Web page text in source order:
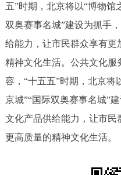
便民服务
中介服务
政民互动
12345网上接诉即办
五”时期，北京将以“博物馆
双奥赛事名城”建设为抓手
给能力，让市民群众享有更
精神文化生活。公共文化服
容，“十五五”时期，北京将
京城”“国际双奥赛事名城”
文化产品供给能力，让市民
更高质量的精神文化生活。